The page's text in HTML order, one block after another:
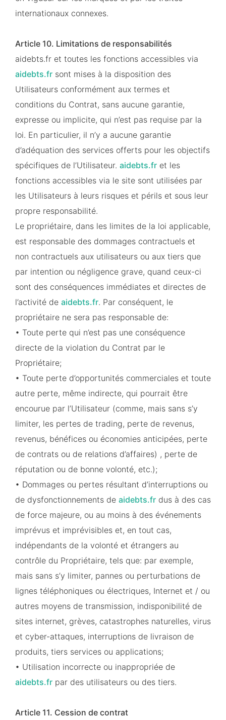
internationaux connexes.
Article 10. Limitations de responsabilités
aidebts.fr et toutes les fonctions accessibles via
aidebts.fr sont mises à la disposition des
Utilisateurs conformément aux termes et
conditions du Contrat, sans aucune garantie,
expresse ou implicite, qui n’est pas requise par la
loi. En particulier, il n’y a aucune garantie
d’adéquation des services offerts pour les objectifs
spécifiques de l’Utilisateur. aidebts.fr et les
fonctions accessibles via le site sont utilisées par
les Utilisateurs à leurs risques et périls et sous leur
propre responsabilité.
Le propriétaire, dans les limites de la loi applicable,
est responsable des dommages contractuels et
non contractuels aux utilisateurs ou aux tiers que
par intention ou négligence grave, quand ceux-ci
sont des conséquences immédiates et directes de
l’activité de aidebts.fr. Par conséquent, le
propriétaire ne sera pas responsable de:
• Toute perte qui n’est pas une conséquence
directe de la violation du Contrat par le
Propriétaire;
• Toute perte d’opportunités commerciales et toute
autre perte, même indirecte, qui pourrait être
encourue par l’Utilisateur (comme, mais sans s’y
limiter, les pertes de trading, perte de revenus,
revenus, bénéfices ou économies anticipées, perte
de contrats ou de relations d’affaires) , perte de
réputation ou de bonne volonté, etc.);
• Dommages ou pertes résultant d’interruptions ou
de dysfonctionnements de aidebts.fr dus à des cas
de force majeure, ou au moins à des événements
imprévus et imprévisibles et, en tout cas,
indépendants de la volonté et étrangers au
contrôle du Propriétaire, tels que: par exemple,
mais sans s’y limiter, pannes ou perturbations de
lignes téléphoniques ou électriques, Internet et / ou
autres moyens de transmission, indisponibilité de
sites internet, grèves, catastrophes naturelles, virus
et cyber-attaques, interruptions de livraison de
produits, tiers services ou applications;
• Utilisation incorrecte ou inappropriée de
aidebts.fr par des utilisateurs ou des tiers.
Article 11. Cession de contrat